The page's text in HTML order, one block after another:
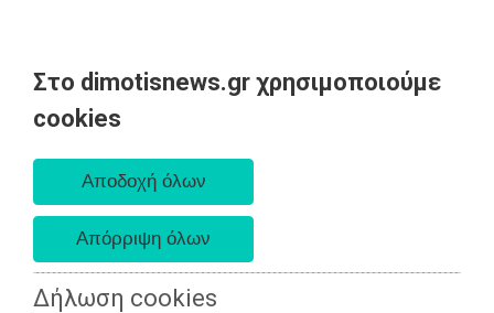
Στο dimotisnews.gr χρησιμοποιούμε
cookies
Δήλωση cookies
AΡΧΙΚΗ
ΕΙΔΗΣΕΙΣ
ΠΟΛΙΤΙΚΗ
ΤΟΠΙΚΗ
ΑΥΤΟΔΙΟΙΚΗΣΗ